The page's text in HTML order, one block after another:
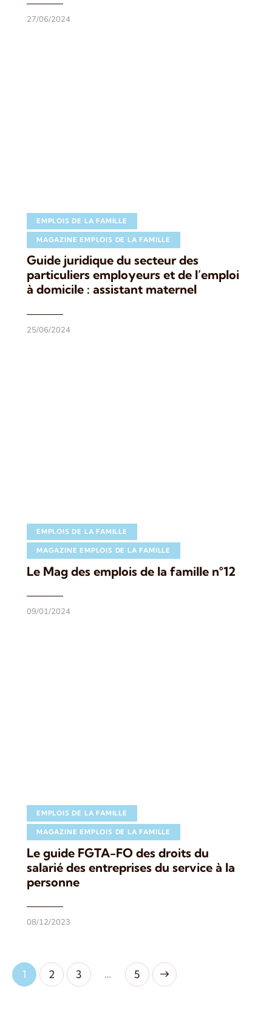
27/06/2024
EMPLOIS DE LA FAMILLE
MAGAZINE EMPLOIS DE LA FAMILLE
Guide juridique du secteur des
particuliers employeurs et de l’emploi
à domicile : assistant maternel
25/06/2024
EMPLOIS DE LA FAMILLE
MAGAZINE EMPLOIS DE LA FAMILLE
Le Mag des emplois de la famille n°12
09/01/2024
EMPLOIS DE LA FAMILLE
MAGAZINE EMPLOIS DE LA FAMILLE
Le guide FGTA-FO des droits du
salarié des entreprises du service à la
personne
08/12/2023
1 2 3 … 5
>